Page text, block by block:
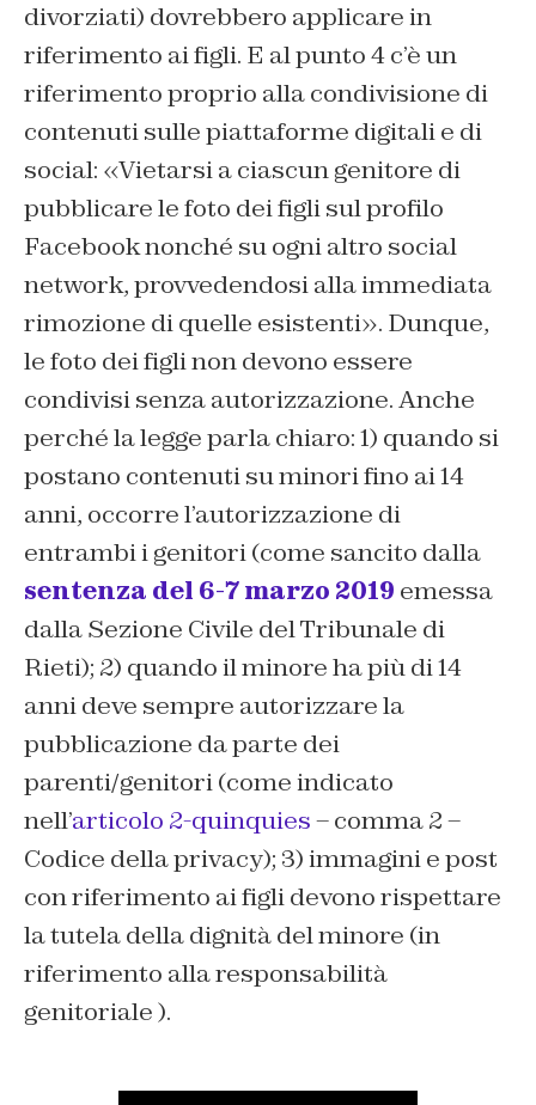
divorziati) dovrebbero applicare in
riferimento ai figli. E al punto 4 c’è un
riferimento proprio alla condivisione di
contenuti sulle piattaforme digitali e di
social: «Vietarsi a ciascun genitore di
pubblicare le foto dei figli sul profilo
Facebook nonché su ogni altro social
network, provvedendosi alla immediata
rimozione di quelle esistenti». Dunque,
le foto dei figli non devono essere
condivisi senza autorizzazione. Anche
perché la legge parla chiaro: 1) quando si
postano contenuti su minori fino ai 14
anni, occorre l’autorizzazione di
entrambi i genitori (come sancito dalla
sentenza del 6-7 marzo 2019 emessa
dalla Sezione Civile del Tribunale di
Rieti); 2) quando il minore ha più di 14
anni deve sempre autorizzare la
pubblicazione da parte dei
parenti/genitori (come indicato
nell’articolo 2-quinquies– comma 2 –
Codice della privacy); 3) immagini e post
con riferimento ai figli devono rispettare
la tutela della dignità del minore (in
riferimento alla responsabilità
genitoriale ).